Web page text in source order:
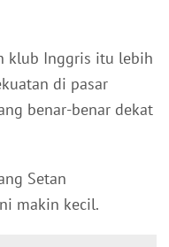
klub Inggris itu lebih
di pasar
benar-benar dekat
Setan
makin kecil.